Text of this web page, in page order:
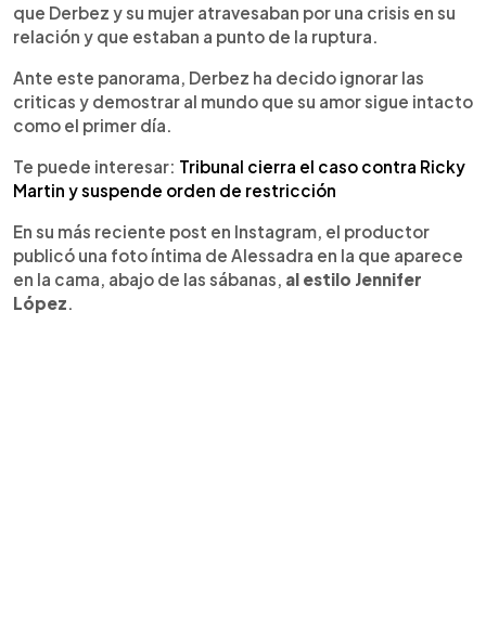
que Derbez y su mujer atravesaban por una crisis en su
relación y que estaban a punto de la ruptura.
Ante este panorama, Derbez ha decido ignorar las
criticas y demostrar al mundo que su amor sigue intacto
como el primer día.
Te puede interesar: Tribunal cierra el caso contra Ricky
Martin y suspende orden de restricción
En su más reciente post en Instagram, el productor
publicó una foto íntima de Alessadra en la que aparece
en la cama, abajo de las sábanas, al estilo Jennifer
López.